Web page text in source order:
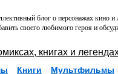
блог о персонажах кино
своего любимого героя и
книгах и
Книги Мультфильмы